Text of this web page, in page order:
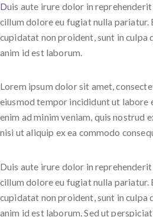
Duis aute irure dolor in
cillum dolore eu fugiat nulla pariatur.
cupidatat non proident, sunt in
anim id est laborum.
Lorem ipsum dolor sit amet,
eiusmod tempor incididunt ut labore
enim ad minim veniam, quis nostrud
nisi ut aliquip ex ea commodo
Duis aute irure dolor in
cillum dolore eu fugiat nulla pariatur.
cupidatat non proident, sunt in
anim id est laborum. Sed ut